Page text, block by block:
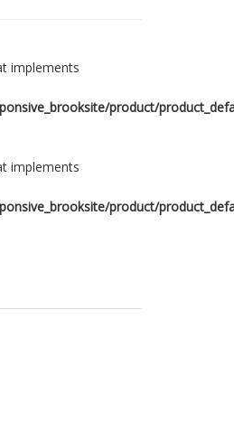
implements
product/
implements
product/